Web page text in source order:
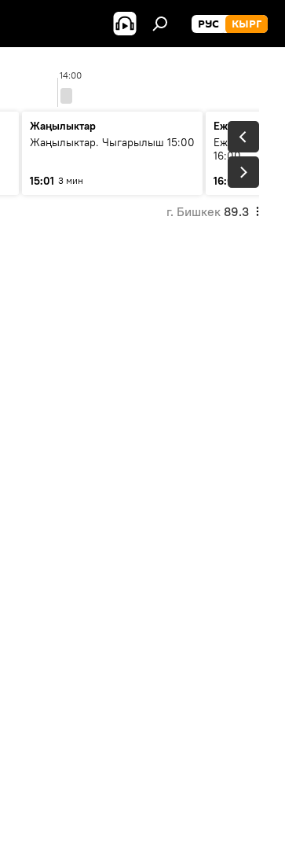
РУС КЫРГ
14:00
Жаңылыктар
Жаңылыктар. Чыгарылыш 15:00
15:01 3 мин
Ежедневные
Ежедневные
16:00
16:01
3 мин
г. Бишкек 89.3